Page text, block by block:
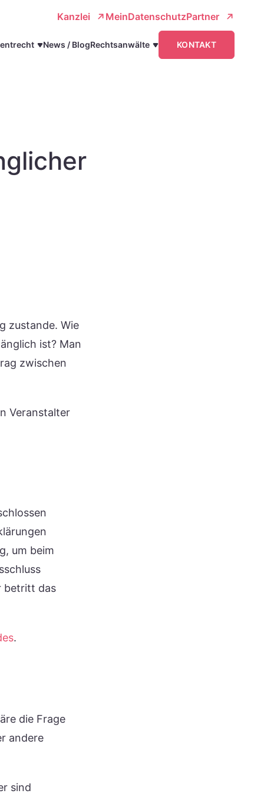
Kanzlei MeinDatenschutzPartner
News / BlogRechtsanwälte KONTAKT
zustande. Wie
ist? Man
zwischen
Veranstalter
um beim
betritt das
.
die Frage
andere
sind